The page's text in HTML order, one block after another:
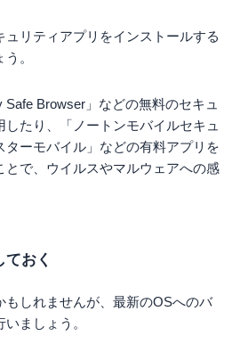
ュリティアプリをインストールする
。
Browser」などの無料のセキュ
したり、「ノートンモバイルセキュ
ターモバイル」などの有料アプリを
とで、ウイルスやマルウェアへの感
おく
もしれませんが、最新のOSへのバ
ましょう。